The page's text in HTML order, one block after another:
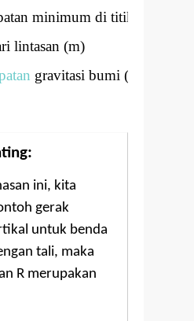
minimum di titik A (m/s)
lintasan (m)
gravitasi bumi (m/s
ini, kita
gerak
untuk benda
tali, maka
R merupakan